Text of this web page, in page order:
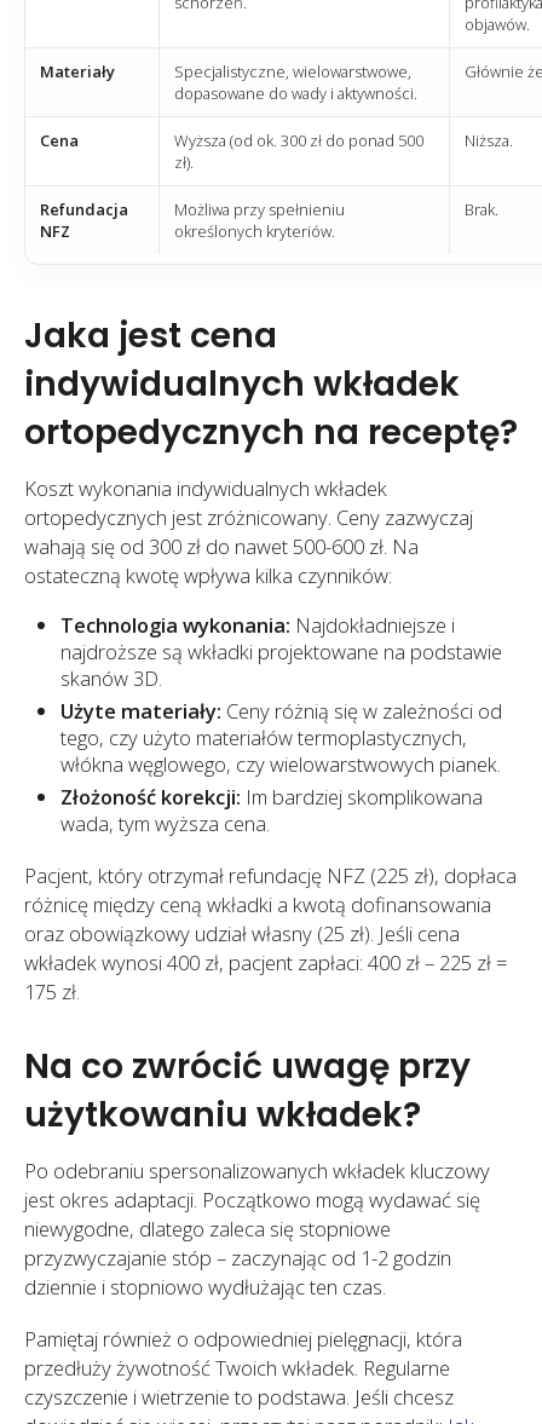
objawów.
Materiały
Specjalistyczne, wielowarstwowe,
dopasowane do wady i aktywności.
Głównie
Cena
Wyższa (od ok. 300 zł do ponad 500
zł).
Niższa.
Refundacja
NFZ
Możliwa przy spełnieniu
określonych kryteriów.
Brak.
Jaka jest cena
indywidualnych wkładek
ortopedycznych na receptę?
Koszt wykonania indywidualnych wkładek
ortopedycznych jest zróżnicowany. Ceny zazwyczaj
wahają się od 300 zł do nawet 500-600 zł. Na
ostateczną kwotę wpływa kilka czynników:
Technologia wykonania: Najdokładniejsze i
najdroższe są wkładki projektowane na podstawie
skanów 3D.
Użyte materiały: Ceny różnią się w zależności od
tego, czy użyto materiałów termoplastycznych,
włókna węglowego, czy wielowarstwowych pianek.
Złożoność korekcji: Im bardziej skomplikowana
wada, tym wyższa cena.
Pacjent, który otrzymał refundację NFZ (225 zł), dopłaca
różnicę między ceną wkładki a kwotą dofinansowania
oraz obowiązkowy udział własny (25 zł). Jeśli cena
wkładek wynosi 400 zł, pacjent zapłaci: 400 zł – 225 zł =
175 zł.
Na co zwrócić uwagę przy
użytkowaniu wkładek?
Po odebraniu spersonalizowanych wkładek kluczowy
jest okres adaptacji. Początkowo mogą wydawać się
niewygodne, dlatego zaleca się stopniowe
przyzwyczajanie stóp – zaczynając od 1-2 godzin
dziennie i stopniowo wydłużając ten czas.
Pamiętaj również o odpowiedniej pielęgnacji, która
przedłuży żywotność Twoich wkładek. Regularne
czyszczenie i wietrzenie to podstawa. Jeśli chcesz